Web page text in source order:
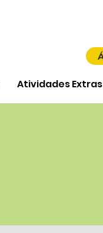
Atividades Extras